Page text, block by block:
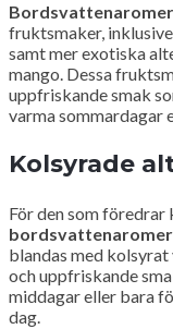
Bordsvattenaromer
fruktsmaker,
samt mer exotiska
mango. Dessa
uppfriskande smak
varma sommardagar
Kolsyrade
För den som
bordsvattenaromer
blandas med
och uppfriskande
middagar eller bara
dag.